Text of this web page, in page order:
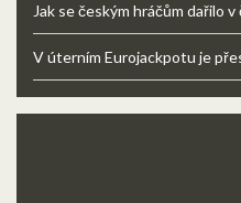
Jak se českým hráčům dařilo
V úterním Eurojackpotu je